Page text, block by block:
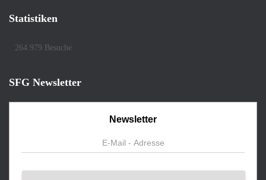
Statistiken
264.979 Besuche
SFG Newsletter
Newsletter